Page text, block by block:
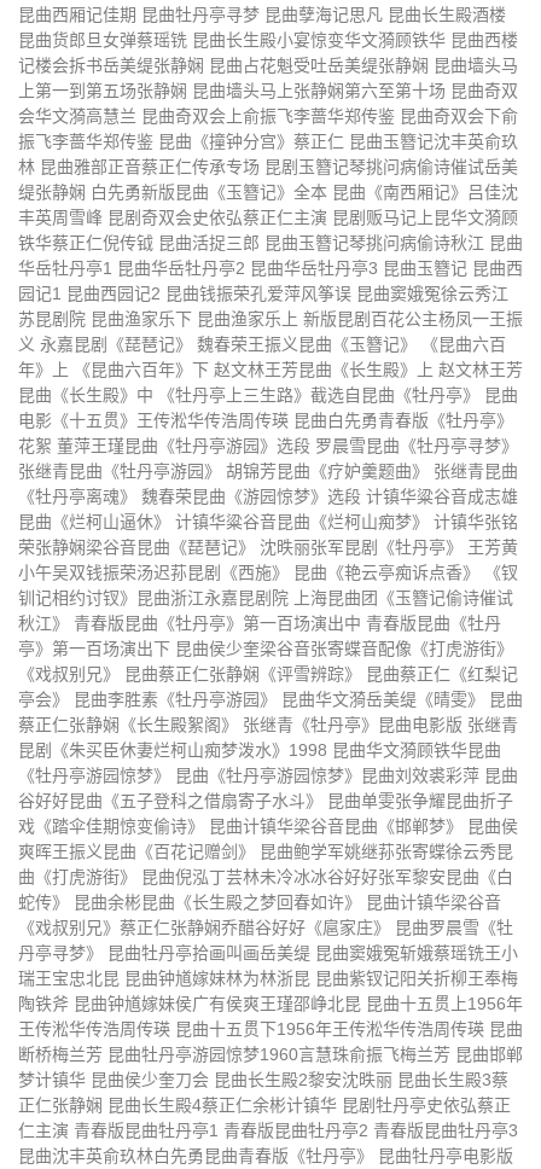
昆曲墙头马上张静娴第六至第十场 昆曲奇双会华文漪高慧兰
昆曲奇双会上俞振飞李蔷华郑传鉴 昆曲奇双会下俞振飞李蔷华郑传鉴
昆曲《撞钟分宫》蔡正仁 昆曲玉簪记沈丰英俞玖林
昆曲雅部正音蔡正仁传承专场
昆剧玉簪记琴挑问病偷诗催试岳美
缇张静娴
白先勇新版昆曲《玉簪记》全本
昆曲《南西厢记》吕佳沈丰英周雪
峰
昆剧奇双会史依弘蔡正仁主演
昆剧贩马记上昆华文漪顾铁华蔡正
仁倪传钺
昆曲活捉三郎 昆曲玉簪记琴挑问病偷诗秋江
昆曲华岳牡丹亭1 昆曲华岳牡丹亭2
昆曲华岳牡丹亭3 昆曲玉簪记
昆曲西园记1 昆曲西园记2
昆曲钱振荣孔爱萍风筝误 昆曲窦娥冤徐云秀江苏昆剧院
昆曲渔家乐下 昆曲渔家乐上
新版昆剧百花公主杨凤一王振义 永嘉昆剧《琵琶记》
魏春荣王振义昆曲《玉簪记》 《昆曲六百年》上
《昆曲六百年》下 赵文林王芳昆曲《长生殿》上
赵文林王芳昆曲《长生殿》中
《牡丹亭上三生路》截选自昆曲
《牡丹亭》
昆曲电影《十五贯》王传淞华传浩
周传瑛
昆曲白先勇青春版《牡丹亭》花絮
董萍王瑾昆曲《牡丹亭游园》选段 罗晨雪昆曲《牡丹亭寻梦》
张继青昆曲《牡丹亭游园》 胡锦芳昆曲《疗妒羹题曲》
张继青昆曲《牡丹亭离魂》 魏春荣昆曲《游园惊梦》选段
计镇华粱谷音成志雄昆曲《烂柯山
逼休》
计镇华粱谷音昆曲《烂柯山痴梦》
计镇华张铭荣张静娴梁谷音昆曲
《琵琶记》
沈昳丽张军昆剧《牡丹亭》
王芳黄小午吴双钱振荣汤迟荪昆剧
《西施》
昆曲《艳云亭痴诉点香》
《钗钏记相约讨钗》昆曲浙江永嘉
上海昆曲团《玉簪记偷诗催试秋
昆曲西厢记佳期 昆曲牡丹亭寻梦 昆曲孽海记思凡 昆曲长生殿酒楼
昆曲货郎旦女弹蔡瑶铣 昆曲长生殿小宴惊变华文漪顾铁华 昆曲西楼
记楼会拆书岳美缇张静娴 昆曲占花魁受吐岳美缇张静娴 昆曲墙头马
上第一到第五场张静娴 昆曲墙头马上张静娴第六至第十场 昆曲奇双
会华文漪高慧兰 昆曲奇双会上俞振飞李蔷华郑传鉴 昆曲奇双会下俞
振飞李蔷华郑传鉴 昆曲《撞钟分宫》蔡正仁 昆曲玉簪记沈丰英俞玖
林 昆曲雅部正音蔡正仁传承专场 昆剧玉簪记琴挑问病偷诗催试岳美
缇张静娴 白先勇新版昆曲《玉簪记》全本 昆曲《南西厢记》吕佳沈
丰英周雪峰 昆剧奇双会史依弘蔡正仁主演 昆剧贩马记上昆华文漪顾
铁华蔡正仁倪传钺 昆曲活捉三郎 昆曲玉簪记琴挑问病偷诗秋江 昆曲
华岳牡丹亭1 昆曲华岳牡丹亭2 昆曲华岳牡丹亭3 昆曲玉簪记 昆曲西
园记1 昆曲西园记2 昆曲钱振荣孔爱萍风筝误 昆曲窦娥冤徐云秀江
苏昆剧院 昆曲渔家乐下 昆曲渔家乐上 新版昆剧百花公主杨凤一王振
义 永嘉昆剧《琵琶记》 魏春荣王振义昆曲《玉簪记》 《昆曲六百
年》上 《昆曲六百年》下 赵文林王芳昆曲《长生殿》上 赵文林王芳
昆曲《长生殿》中 《牡丹亭上三生路》截选自昆曲《牡丹亭》 昆曲
电影《十五贯》王传淞华传浩周传瑛 昆曲白先勇青春版《牡丹亭》
花絮 董萍王瑾昆曲《牡丹亭游园》选段 罗晨雪昆曲《牡丹亭寻梦》
张继青昆曲《牡丹亭游园》 胡锦芳昆曲《疗妒羹题曲》 张继青昆曲
《牡丹亭离魂》 魏春荣昆曲《游园惊梦》选段 计镇华粱谷音成志雄
昆曲《烂柯山逼休》 计镇华粱谷音昆曲《烂柯山痴梦》 计镇华张铭
荣张静娴梁谷音昆曲《琵琶记》 沈昳丽张军昆剧《牡丹亭》 王芳黄
小午吴双钱振荣汤迟荪昆剧《西施》 昆曲《艳云亭痴诉点香》 《钗
钏记相约讨钗》昆曲浙江永嘉昆剧院 上海昆曲团《玉簪记偷诗催试
秋江》 青春版昆曲《牡丹亭》第一百场演出中 青春版昆曲《牡丹
亭》第一百场演出下 昆曲侯少奎梁谷音张寄蝶音配像《打虎游街》
《戏叔别兄》 昆曲蔡正仁张静娴《评雪辨踪》 昆曲蔡正仁《红梨记
亭会》 昆曲李胜素《牡丹亭游园》 昆曲华文漪岳美缇《晴雯》 昆曲
蔡正仁张静娴《长生殿絮阁》 张继青《牡丹亭》昆曲电影版 张继青
昆剧《朱买臣休妻烂柯山痴梦泼水》1998 昆曲华文漪顾铁华昆曲
《牡丹亭游园惊梦》 昆曲《牡丹亭游园惊梦》昆曲刘效裘彩萍 昆曲
谷好好昆曲《五子登科之借扇寄子水斗》 昆曲单雯张争耀昆曲折子
戏《踏伞佳期惊变偷诗》 昆曲计镇华梁谷音昆曲《邯郸梦》 昆曲侯
爽晖王振义昆曲《百花记赠剑》 昆曲鲍学军姚继荪张寄蝶徐云秀昆
曲《打虎游街》 昆曲倪泓丁芸林未冷冰冰谷好好张军黎安昆曲《白
蛇传》 昆曲余彬昆曲《长生殿之梦回春如许》 昆曲计镇华梁谷音
《戏叔别兄》蔡正仁张静娴乔醋谷好好《扈家庄》 昆曲罗晨雪《牡
丹亭寻梦》 昆曲牡丹亭拾画叫画岳美缇 昆曲窦娥冤斩娥蔡瑶铣王小
瑞王宝忠北昆 昆曲钟馗嫁妹林为林浙昆 昆曲紫钗记阳关折柳王奉梅
陶铁斧 昆曲钟馗嫁妹侯广有侯爽王瑾邵峥北昆 昆曲十五贯上1956年
王传淞华传浩周传瑛 昆曲十五贯下1956年王传淞华传浩周传瑛 昆曲
断桥梅兰芳 昆曲牡丹亭游园惊梦1960言慧珠俞振飞梅兰芳 昆曲邯郸
梦计镇华 昆曲侯少奎刀会 昆曲长生殿2黎安沈昳丽 昆曲长生殿3蔡
正仁张静娴 昆曲长生殿4蔡正仁余彬计镇华 昆剧牡丹亭史依弘蔡正
仁主演 青春版昆曲牡丹亭1 青春版昆曲牡丹亭2 青春版昆曲牡丹亭3
昆曲沈丰英俞玖林白先勇昆曲青春版《牡丹亭》 昆曲牡丹亭电影版